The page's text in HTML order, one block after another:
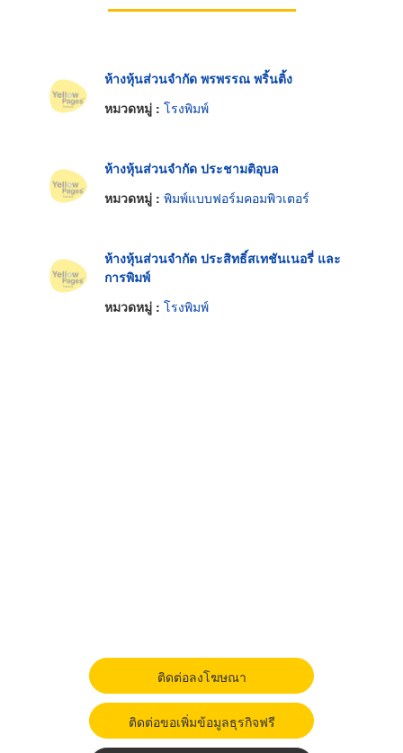
ห้างหุ้นส่วนจำกัด พรพรรณ พริ้นติ้ง
หมวดหมู่ : โรงพิมพ์
ห้างหุ้นส่วนจำกัด ประชามติอุบล
หมวดหมู่ : พิมพ์แบบฟอร์มคอมพิวเตอร์
ห้างหุ้นส่วนจำกัด ประสิทธิ์สเทชันเนอรี่ และ
การพิมพ์
หมวดหมู่ : โรงพิมพ์
ติดต่อลงโฆษณา
ติดต่อขอเพิ่มข้อมูลธุรกิจฟรี